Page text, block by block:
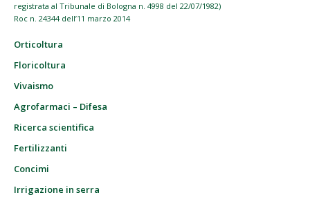
registrata al Tribunale di Bologna n. 4998 del 22/07/1982)
Roc n. 24344 dell’11 marzo 2014
Orticoltura
Floricoltura
Vivaismo
Agrofarmaci – Difesa
Ricerca scientifica
Fertilizzanti
Concimi
Irrigazione in serra